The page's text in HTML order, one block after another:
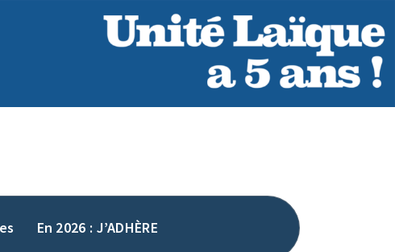
En 2026 : J’ADHÈRE